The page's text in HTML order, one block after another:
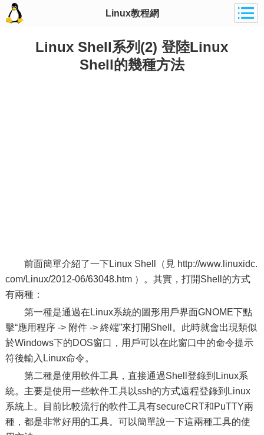
Linux教程網
Linux Shell系列(2) 登陸Linux
Shell的幾種方法
前面簡單介紹了一下Linux Shell（見 http://www.linuxidc.
com/Linux/2012-06/63048.htm ）。其實，打開Shell的方式
有兩種：
第一種是通過在Linux系統的圖形用戶界面GNOME下點
擊“應用程序 -> 附件 -> 終端”來打開Shell。此時就會出現類似
於Windows下的DOS窗口，用戶可以在此窗口中的命令提示
符後輸入Linux命令。
第二種是使用軟件工具，直接通過Shell登錄到Linux系
統。主要是使用一些軟件工具以ssh的方式遠程登錄到Linux
系統上。目前比較流行的軟件工具有secureCRT和PuTTY兩
種，都是非常好用的工具。可以簡單說一下這兩種工具的使